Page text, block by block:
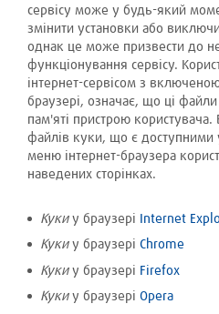
сервісу може у будь-який
змінити установки або
однак це може призвести до
функціонування сервісу.
інтернет-сервісом з
браузері, означає, що ці
пам'яті пристрою
файлів куки, що є доступними
меню інтернет-браузера
наведених сторінках.
Кукиу браузері
Internet
Кукиу браузеріChrome
Кукиу браузері Firefox
Кукиу браузеріOpera